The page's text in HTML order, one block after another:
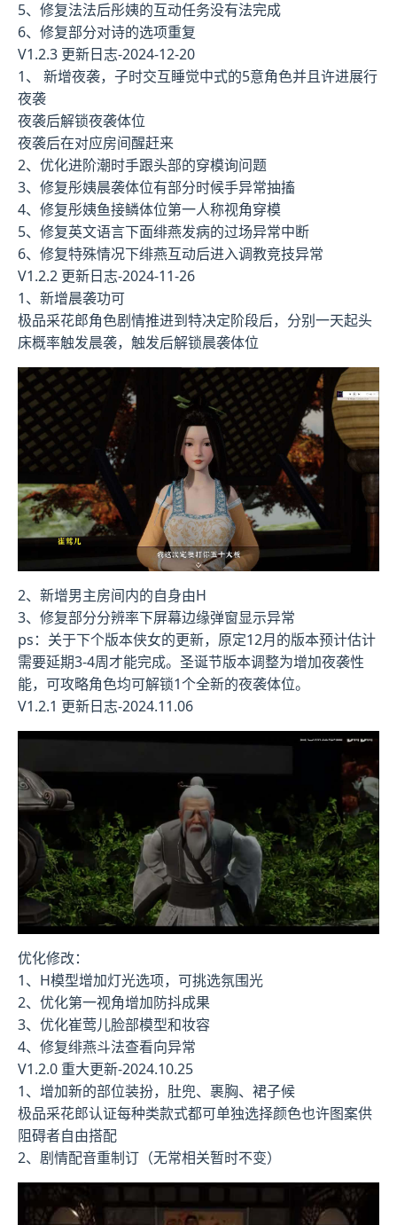
5、修复法法后彤姨的互动任务没有法完成
6、修复部分对诗的选项重复
V1.2.3 更新日志-2024-12-20
1、 新增夜袭，子时交互睡觉中式的5意角色并且许进展行
夜袭
夜袭后解锁夜袭体位
夜袭后在对应房间醒赶来
2、优化进阶潮时手跟头部的穿模询问题
3、修复彤姨晨袭体位有部分时候手异常抽搐
4、修复彤姨鱼接鳞体位第一人称视角穿模
5、修复英文语言下面绯燕发病的过场异常中断
6、修复特殊情况下绯燕互动后进入调教竞技异常
V1.2.2 更新日志-2024-11-26
1、新增晨袭功可
极品采花郎角色剧情推进到特决定阶段后，分别一天起头
床概率触发晨袭，触发后解锁晨袭体位
2、新增男主房间内的自身由H
3、修复部分分辨率下屏幕边缘弹窗显示异常
ps：关于下个版本侠女的更新，原定12月的版本预计估计
需要延期3-4周才能完成。圣诞节版本调整为增加夜袭性
能，可攻略角色均可解锁1个全新的夜袭体位。
V1.2.1 更新日志-2024.11.06
优化修改：
1、H模型增加灯光选项，可挑选氛围光
2、优化第一视角增加防抖成果
3、优化崔莺儿脸部模型和妆容
4、修复绯燕斗法查看向异常
V1.2.0 重大更新-2024.10.25
1、增加新的部位装扮，肚兜、裹胸、裙子候
极品采花郎认证每种类款式都可单独选择颜色也许图案供
阻碍者自由搭配
2、剧情配音重制订（无常相关暂时不变）